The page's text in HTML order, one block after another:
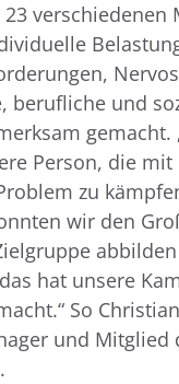
verschiedenen
berufliche und
gemacht.
Person, die mit
zu
wir den
hat unsere
So
und Mitglied